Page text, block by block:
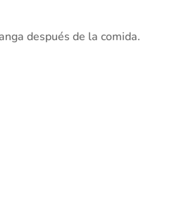
después de la comida.